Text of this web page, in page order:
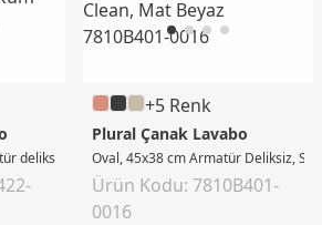
deliksiz, clean, mat kum beji
+5 Renk
Plural Çanak Lavabo
Oval, 45x38 cm Armatür Deliksiz, Su
Ürün Kodu: 7810B401-
0016